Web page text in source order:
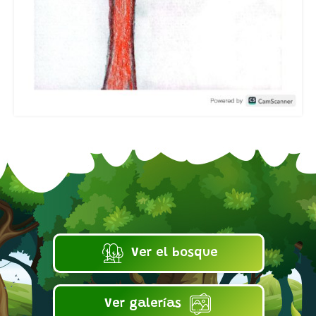
Ver el bosque
Ver galerías